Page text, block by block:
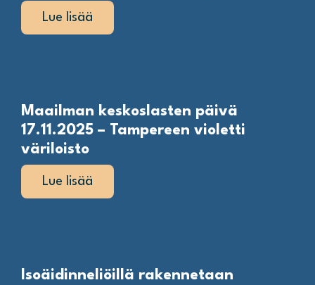
Lue lisää
Maailman keskoslasten päivä
17.11.2025 – Tampereen violetti
väriloisto
Lue lisää
Isoäidinneliöillä rakennetaan